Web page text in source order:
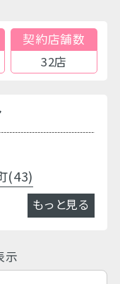
契約店舗数
32店
(43)
もっと見る
示